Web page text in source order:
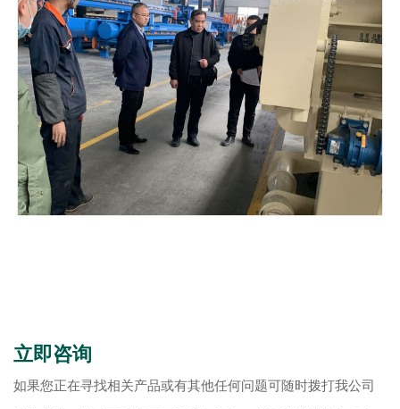
立即咨询
如果您正在寻找相关产品或有其他任何问题可随时拨打我公司